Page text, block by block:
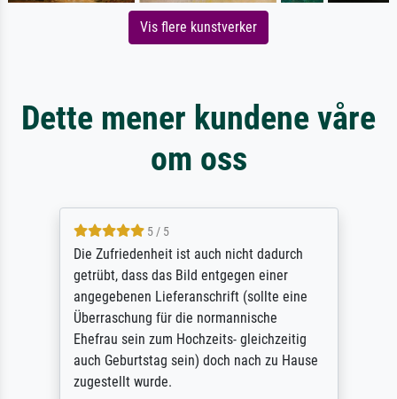
Vis flere kunstverker
Dette mener kundene våre
om oss
5 / 5
Die Zufriedenheit ist auch nicht dadurch
getrübt, dass das Bild entgegen einer
angegebenen Lieferanschrift (sollte eine
Überraschung für die normannische
Ehefrau sein zum Hochzeits- gleichzeitig
auch Geburtstag sein) doch nach zu Hause
zugestellt wurde.